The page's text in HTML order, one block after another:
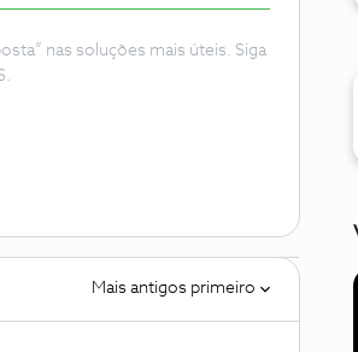
nas soluções mais úteis. Siga
Mais antigos primeiro